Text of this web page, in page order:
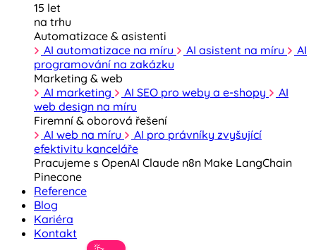
15 let
na trhu
Automatizace & asistenti
AI automatizace na míru
AI asistent na míru
AI
programování na zakázku
Marketing & web
AI marketing
AI SEO pro weby a e-shopy
AI
web design na míru
Firemní & oborová řešení
AI web na míru
AI pro právníky zvyšující
efektivitu kanceláře
Pracujeme s OpenAI Claude n8n Make LangChain
Pinecone
Reference
Blog
Kariéra
Kontakt